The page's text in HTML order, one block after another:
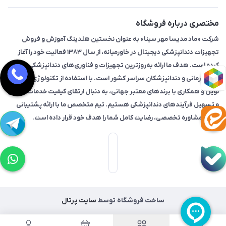
مختصری درباره فروشگاه
شرکت «ماد مدیسا مهر سینا» به عنوان نخستین هلدینگ آموزش و فروش
تجهیزات دندانپزشکی دیجیتال در خاورمیانه، از سال ۱۳۸۳ فعالیت خود را آغاز
کرده است. هدف ما ارائه به‌روزترین تجهیزات و فناوری‌های دندانپزشکی به
مراکز درمانی و دندانپزشکان سراسر کشور است. با استفاده از تکنولوژی‌های
نوین و همکاری با برندهای معتبر جهانی، به دنبال ارتقای کیفیت خدمات درمانی
و تسهیل فرآیندهای دندانپزشکی هستیم. تیم متخصص ما با ارائه پشتیبانی
فنی و مشاوره تخصصی، رضایت کامل شما را هدف خود قرار داده است.
ساخت فروشگاه توسط سایت پرتال